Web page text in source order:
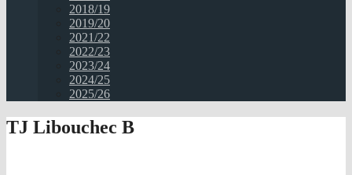
2018/19
2019/20
2021/22
2022/23
2023/24
2024/25
2025/26
TJ Libouchec B